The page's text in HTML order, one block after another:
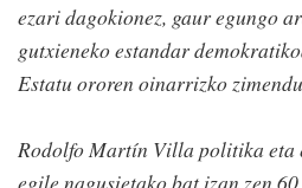
ezari dagokionez, gaur egungo
gutxieneko estandar
Estatu ororen oinarrizko
Rodolfo Martín Villa politika eta
egile nagusietako bat izan zen